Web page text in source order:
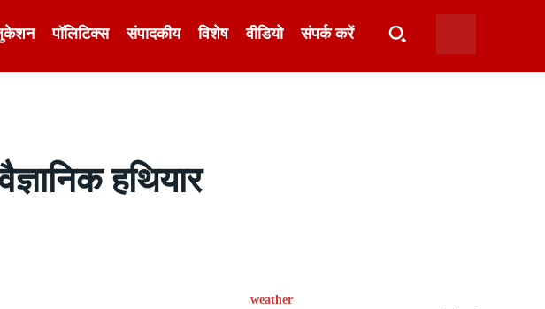
पॉलिटिक्स संपादकीय विशेष वीडियो संपर्क करें
हथियार
weather